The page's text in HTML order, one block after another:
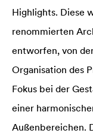
Highlights. Diese
renommierten
entworfen, von
Organisation des
Fokus bei der
einer
Außenbereichen.